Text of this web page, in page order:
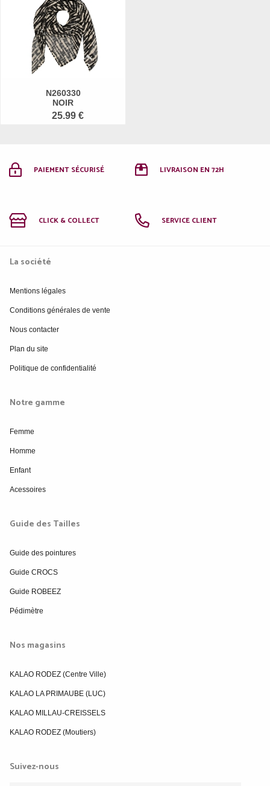
N260330
NOIR
25.99 €
PAIEMENT SÉCURISÉ LIVRAISON EN 72H
CLICK & COLLECT SERVICE CLIENT
La société
Mentions légales
Conditions générales de vente
Nous contacter
Plan du site
Politique de confidentialité
Notre gamme
Femme
Homme
Enfant
Acessoires
Guide des Tailles
Guide des pointures
Guide CROCS
Guide ROBEEZ
Pédimètre
Nos magasins
KALAO RODEZ (Centre Ville)
KALAO LA PRIMAUBE (LUC)
KALAO MILLAU-CREISSELS
KALAO RODEZ (Moutiers)
Suivez-nous